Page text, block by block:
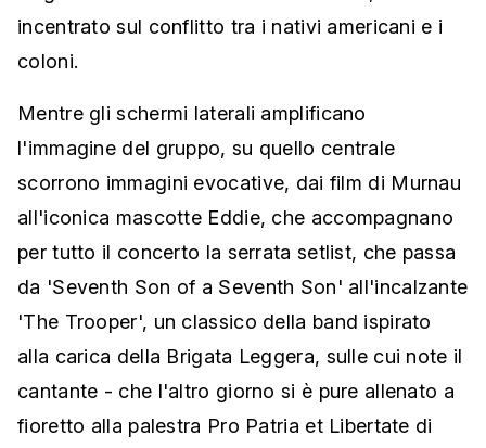
incentrato sul conflitto tra i nativi americani e i
coloni.
Mentre gli schermi laterali amplificano
l'immagine del gruppo, su quello centrale
scorrono immagini evocative, dai film di Murnau
all'iconica mascotte Eddie, che accompagnano
per tutto il concerto la serrata setlist, che passa
da 'Seventh Son of a Seventh Son' all'incalzante
'The Trooper', un classico della band ispirato
alla carica della Brigata Leggera, sulle cui note il
cantante - che l'altro giorno si è pure allenato a
fioretto alla palestra Pro Patria et Libertate di